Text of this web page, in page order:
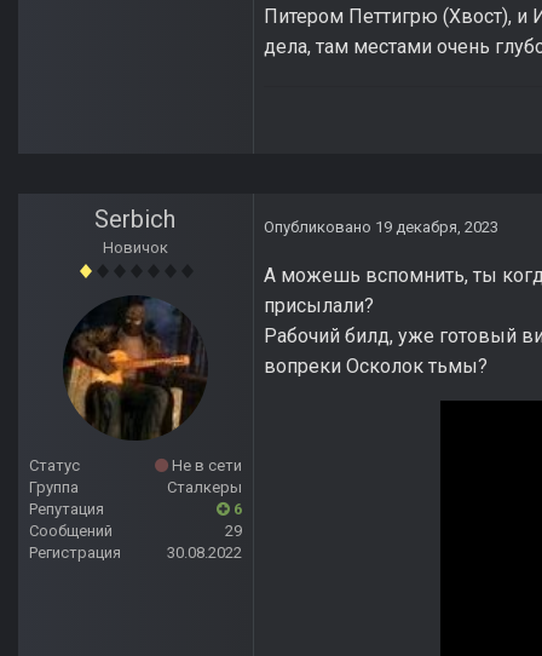
Питером Петтигрю (Хвост), и
дела, там местами очень
Serbich
Новичок
Статус
Не в сети
Группа
Сталкеры
Репутация
6
Сообщений
29
Регистрация
30.08.2022
Опубликовано 19 декабря, 2023
А можешь вспомнить, ты
присылали?
Рабочий билд, уже готовый
вопреки Осколок тьмы?